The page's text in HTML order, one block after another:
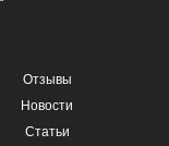
Отзывы
Новости
Статьи